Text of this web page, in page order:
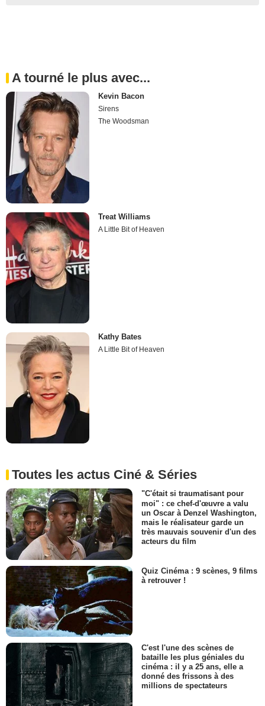
A tourné le plus avec...
Kevin Bacon
Sirens
The Woodsman
Treat Williams
A Little Bit of Heaven
Kathy Bates
A Little Bit of Heaven
Toutes les actus Ciné & Séries
"C'était si traumatisant pour
moi" : ce chef-d'œuvre a valu
un Oscar à Denzel Washington,
mais le réalisateur garde un
très mauvais souvenir d'un des
acteurs du film
Quiz Cinéma : 9 scènes, 9 films
à retrouver !
C'est l'une des scènes de
bataille les plus géniales du
cinéma : il y a 25 ans, elle a
donné des frissons à des
millions de spectateurs